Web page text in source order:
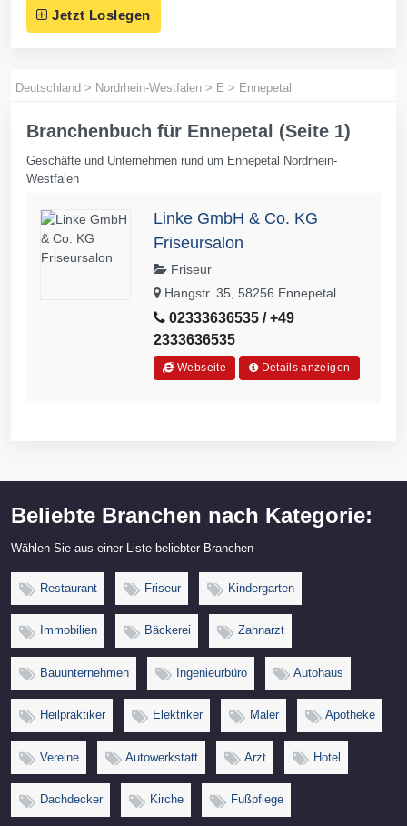
Jetzt Loslegen
Deutschland > Nordrhein-Westfalen > E > Ennepetal
Branchenbuch für Ennepetal (Seite 1)
Geschäfte und Unternehmen rund um Ennepetal Nordrhein-
Westfalen
Linke GmbH & Co. KG
Friseursalon
Friseur
Hangstr. 35, 58256 Ennepetal
02333636535 / +49
2333636535
Webseite Details anzeigen
Beliebte Branchen nach Kategorie:
Wählen Sie aus einer Liste beliebter Branchen
Restaurant Friseur Kindergarten
Immobilien Bäckerei Zahnarzt
Bauunternehmen Ingenieurbüro Autohaus
Heilpraktiker Elektriker Maler Apotheke
Vereine Autowerkstatt Arzt Hotel
Dachdecker Kirche Fußpflege